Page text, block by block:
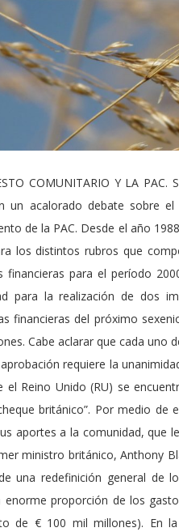
COMUNITARIO Y LA
un acalorado debate sobre
de la PAC. Desde el año
los distintos rubros que
financieras para el período
para la realización de dos
financieras del próximo
Cabe aclarar que cada
requiere la
el Reino Unido (RU) se
británico”. Por medio
aportes a la comunidad, que
ministro británico, Anthony
una redefinición general de
enorme proporción de los
de € 100 mil millones). En